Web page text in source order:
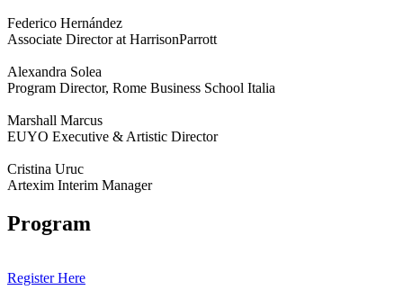
Federico Hernández
Associate Director at HarrisonParrott
Alexandra Solea
Program Director, Rome Business School Italia
Marshall Marcus
EUYO Executive & Artistic Director
Cristina Uruc
Artexim Interim Manager
Program
Register Here